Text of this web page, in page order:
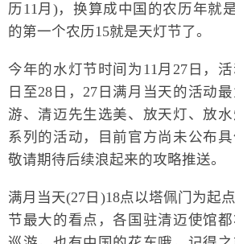
历11月)，换算成中国的农历年就
的第一个农历15就是天灯节了。
今年的水灯节时间为11月27日，
日至28日，27日满月当天的活动
游、清迈先生选美、放天灯、放
系列的活动，目前官方尚未公布具
敬请期待后续浪起来的攻略推送。
满月当天(27日)18点以塔佩门为起
节最大的看点，各国驻清迈使馆